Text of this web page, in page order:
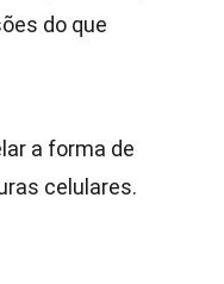
do que
a forma de
celulares.